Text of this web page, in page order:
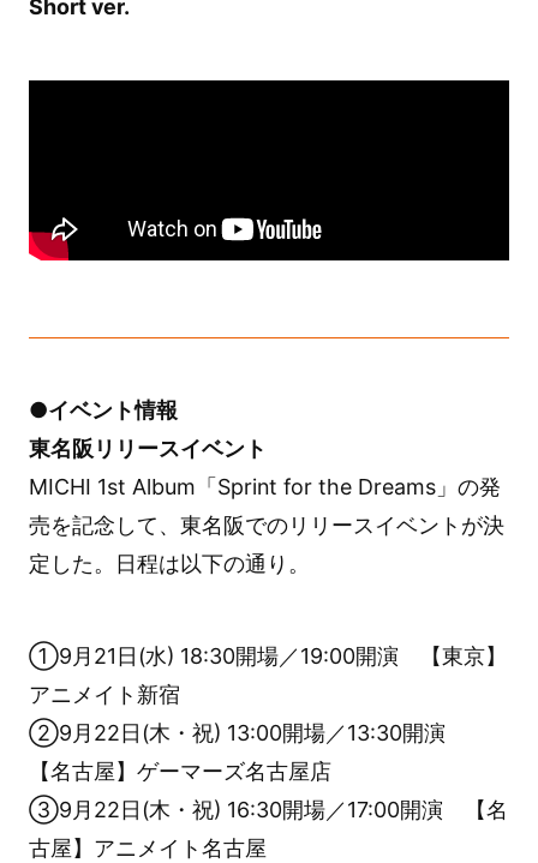
Short ver.
●イベント情報
東名阪リリースイベント
MICHI 1st Album「Sprint for the Dreams」の発
売を記念して、東名阪でのリリースイベントが決
定した。日程は以下の通り。
①9月21日(水) 18:30開場／19:00開演 【東京】
アニメイト新宿
②9月22日(木・祝) 13:00開場／13:30開演
【名古屋】ゲーマーズ名古屋店
③9月22日(木・祝) 16:30開場／17:00開演 【名
古屋】アニメイト名古屋